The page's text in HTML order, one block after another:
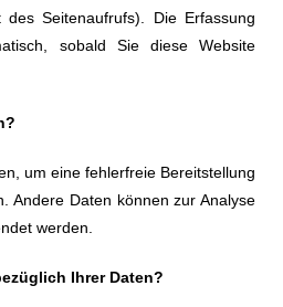
des Seitenaufrufs). Die Erfassung
sobald Sie diese Website
um eine fehlerfreie Bereitstellung
Andere Daten können zur Analyse
werden.
Ihrer Daten?